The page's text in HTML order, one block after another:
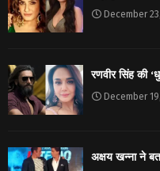
December
रणवीर सिंह की
December
अक्षय खन्ना ने